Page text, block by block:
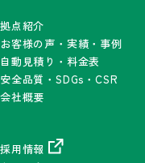
拠点紹介
お客様の声・実績・事例
自動見積り・料金表
安全品質・SDGs・CSR
会社概要
採用情報